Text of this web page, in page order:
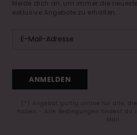
Melde dich an, um immer die
exklusive Angebote zu erhalten.
ANMELDEN
(*) Angebot gültig online für alle,
haben - Alle Bedingungen findest du
Mail